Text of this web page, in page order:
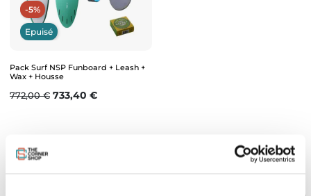
-5%
Epuisé
Pack Surf NSP Funboard + Leash +
Wax + Housse
Prix de base
772,00 € Prix
733,40 €